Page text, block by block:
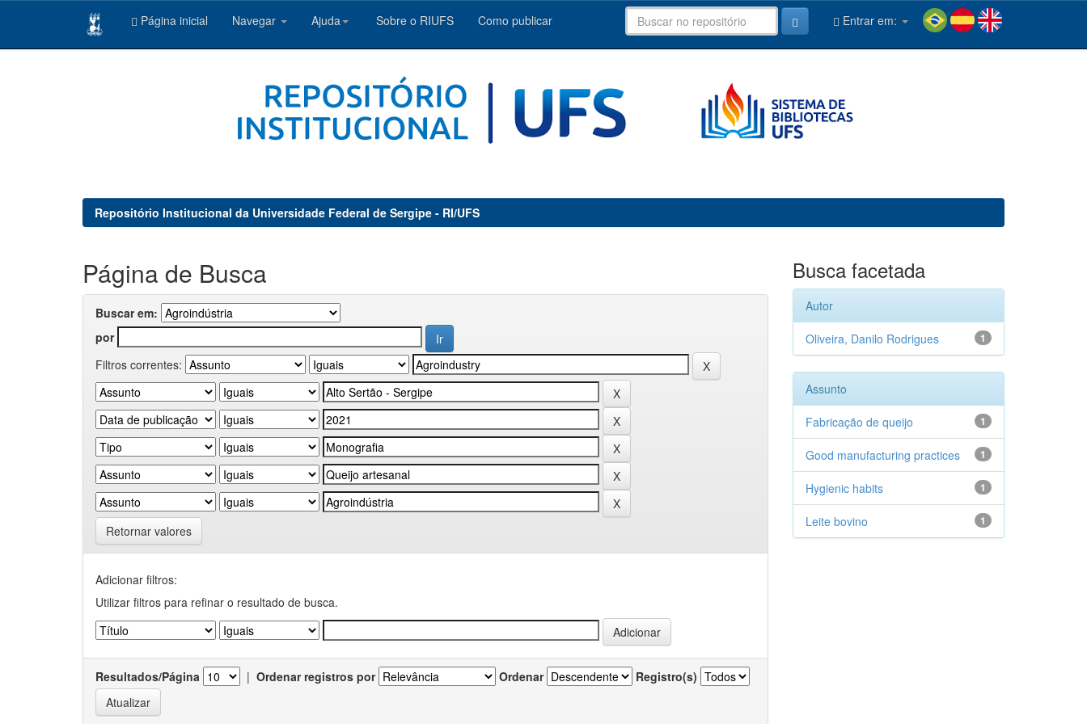
Página inicial Navegar Ajuda Sobre o RIUFS Como publicar Entrar em:
Repositório Institucional da Universidade Federal de Sergipe - RI/UFS
Página de Busca
Buscar em:
por
Filtros correntes:
Retornar valores
Adicionar filtros:
Utilizar filtros para refinar o resultado de busca.
Resultados/Página | Ordenar registros por Ordenar Registro(s)
Busca facetada
Autor
1
Oliveira, Danilo Rodrigues
Assunto
1
Fabricação de queijo
1
Good manufacturing practices
1
Hygienic habits
1
Leite bovino